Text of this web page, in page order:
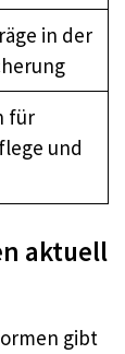
in der
für
und
aktuell
gibt